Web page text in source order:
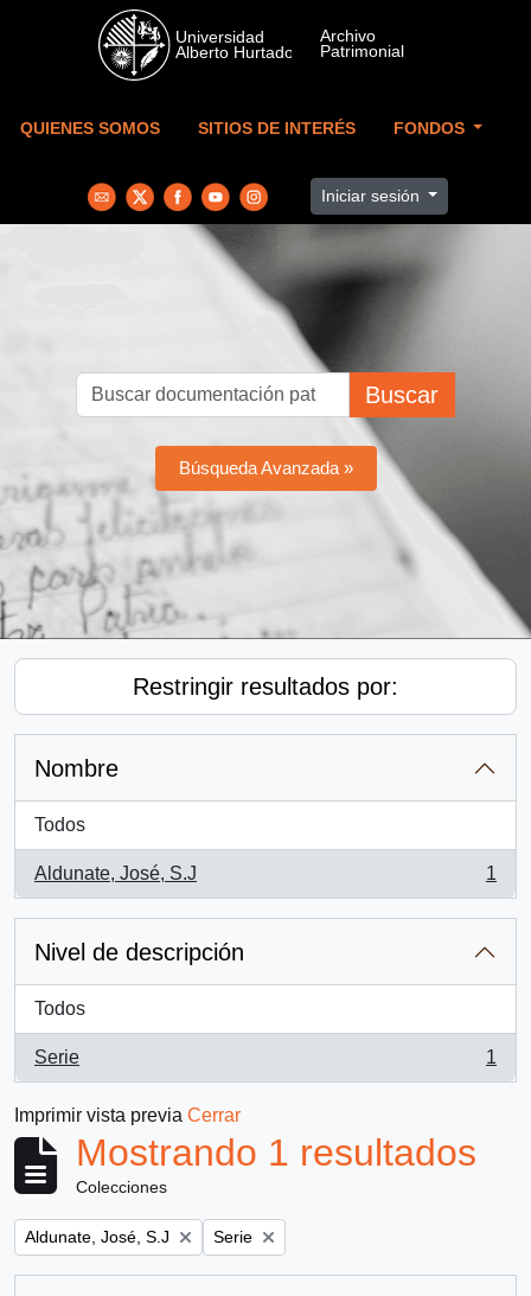
Skip to main content
QUIENES SOMOS SITIOS DE INTERÉS FONDOS
Iniciar sesión
Buscar
Búsqueda Avanzada »
Restringir resultados por:
Nombre
Todos
Aldunate, José, S.J
, 1 resultados
1
Nivel de descripción
Todos
Serie
, 1 resultados
1
Imprimir vista previa Cerrar
Mostrando 1 resultados
Colecciones
Remove filter:
Aldunate, José, S.J Remove filter:
Serie